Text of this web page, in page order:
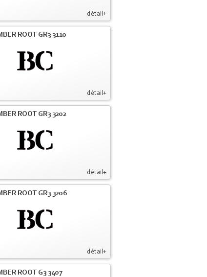
détail+
détail+
ROOT GR3 3110
détail+
ROOT GR3 3202
détail+
ROOT GR3 3206
ROOT G3 3407